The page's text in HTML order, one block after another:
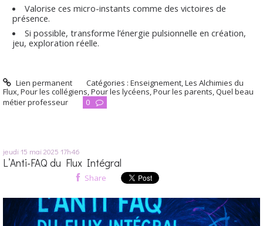
Valorise ces micro-instants comme des victoires de
présence.
Si possible, transforme l’énergie pulsionnelle en création,
jeu, exploration réelle.
Lien permanent Catégories :Enseignement,Les Alchimies du
Flux,Pour les collégiens,Pour les lycéens,Pour les parents,Quel beau
métier professeur
0
jeudi 15 mai 2025 17h46
L’Anti-FAQ du Flux Intégral
Share